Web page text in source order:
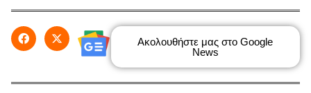
Ακολουθήστε μας στο Google
News